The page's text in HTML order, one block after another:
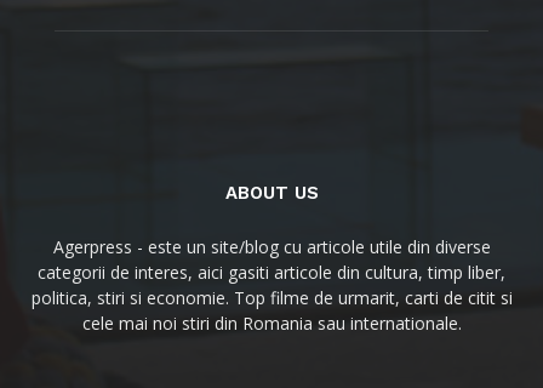
ABOUT US
Agerpress - este un site/blog cu articole utile din diverse
categorii de interes, aici gasiti articole din cultura, timp liber,
politica, stiri si economie. Top filme de urmarit, carti de citit si
cele mai noi stiri din Romania sau internationale.